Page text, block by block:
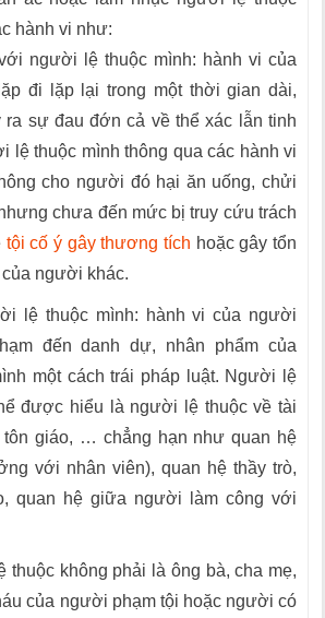
hành vi như:
người lệ thuộc mình: hành vi của
đi lặp lại trong một thời gian dài,
ra sự đau đớn cả về thể xác lẫn tinh
lệ thuộc mình thông qua các hành vi
cho người đó hại ăn uống, chửi
chưa đến mức bị truy cứu trách
tội cố ý gây thương tích hoặc gây tổn
người khác.
lệ thuộc mình: hành vi của người
đến danh dự, nhân phẩm của
một cách trái pháp luật. Người lệ
được hiểu là người lệ thuộc về tài
tôn giáo, … chẳng hạn như quan hệ
với nhân viên), quan hệ thầy trò,
quan hệ giữa người làm công với
không phải là ông bà, cha mẹ,
của người phạm tội hoặc người có